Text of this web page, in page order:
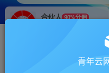
合伙人 90%分佣
搭建同款网站，自己当老板
青年云